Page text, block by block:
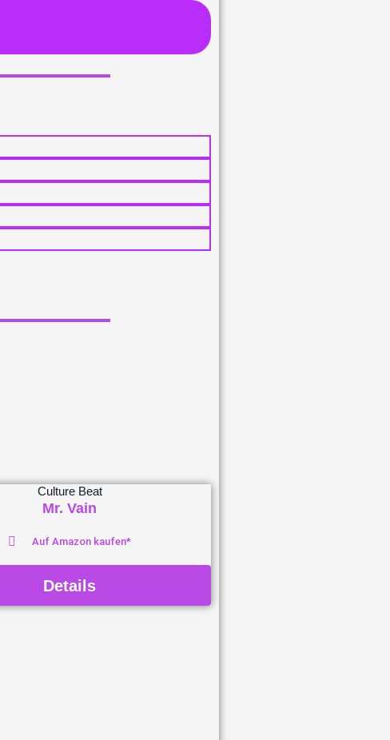
Culture Beat
Mr. Vain
Auf Amazon kaufen*
Details